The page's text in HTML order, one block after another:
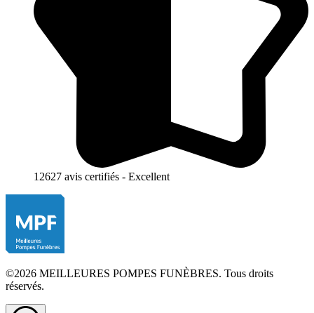
12627 avis certifiés - Excellent
©2026 MEILLEURES POMPES FUNÈBRES. Tous droits
réservés.